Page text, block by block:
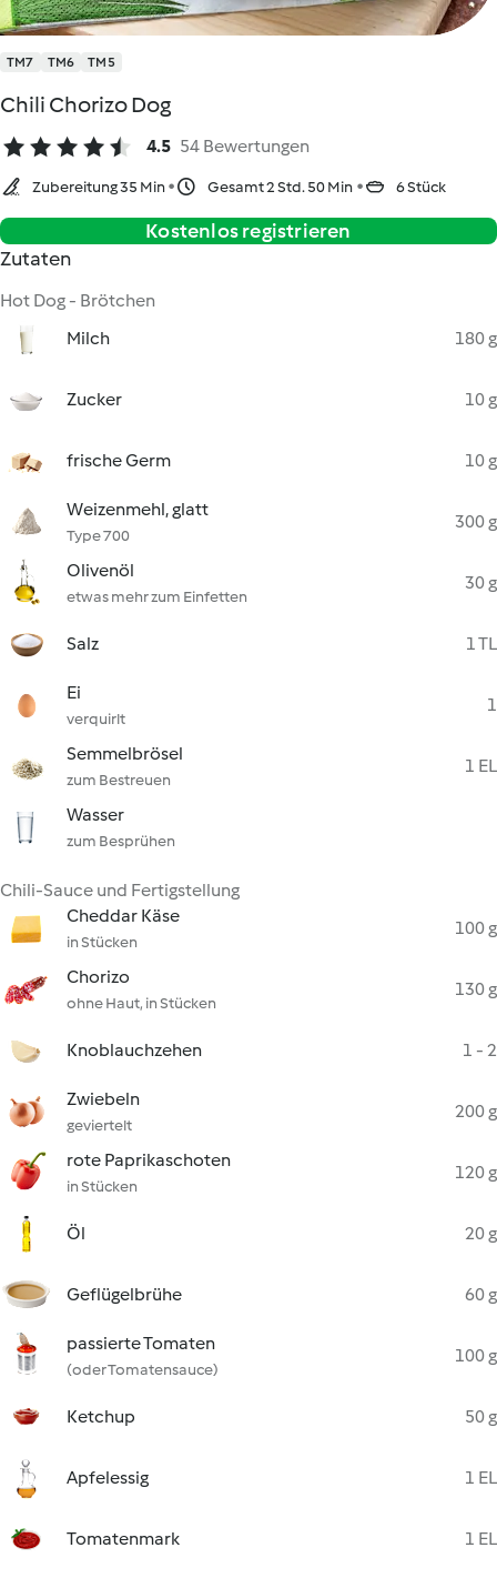
TM7 TM6 TM5
Chili Chorizo Dog
4.5 54 Bewertungen
Zubereitung 35 Min Gesamt 2 Std. 50 Min 6 Stück
Kostenlos registrieren
Zutaten
Hot Dog - Brötchen
Milch
180 g
Zucker 10 g
frische Germ 10 g
Weizenmehl, glatt
Type 700
300 g
Olivenöl
etwas mehr zum Einfetten
30 g
Salz 1 TL
Ei
verquirlt
1
Semmelbrösel
zum Bestreuen
1 EL
Wasser
zum Besprühen
Chili-Sauce und Fertigstellung
Cheddar Käse
in Stücken
100 g
Chorizo
ohne Haut, in Stücken
130 g
Knoblauchzehen 1 - 2
Zwiebeln
geviertelt
200 g
rote Paprikaschoten
in Stücken
120 g
Öl 20 g
Geflügelbrühe 60 g
passierte Tomaten
(oder Tomatensauce)
100 g
Ketchup 50 g
Apfelessig 1 EL
Tomatenmark 1 EL